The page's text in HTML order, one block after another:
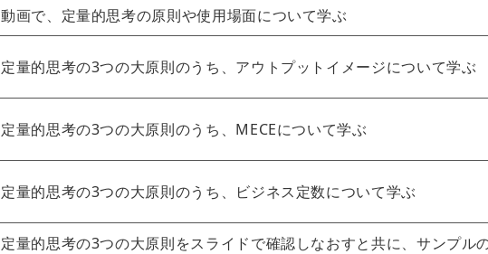
動画で、定量的思考の原則や使用場面について学ぶ
定量的思考の3つの大原則のうち、アウトプットイメージについて学ぶ
定量的思考の3つの大原則のうち、MECEについて学ぶ
定量的思考の3つの大原則のうち、ビジネス定数について学ぶ
定量的思考の3つの大原則をスライドで確認しなおすと共に、サンプル